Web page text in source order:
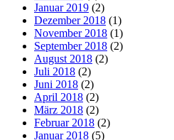
Januar 2019 (2)
Dezember 2018 (1)
November 2018 (1)
September 2018 (2)
August 2018 (2)
Juli 2018 (2)
Juni 2018 (2)
April 2018 (2)
März 2018 (2)
Februar 2018 (2)
Januar 2018 (5)